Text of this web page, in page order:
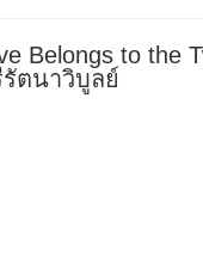
Belongs to the
ตนาวิบูลย์